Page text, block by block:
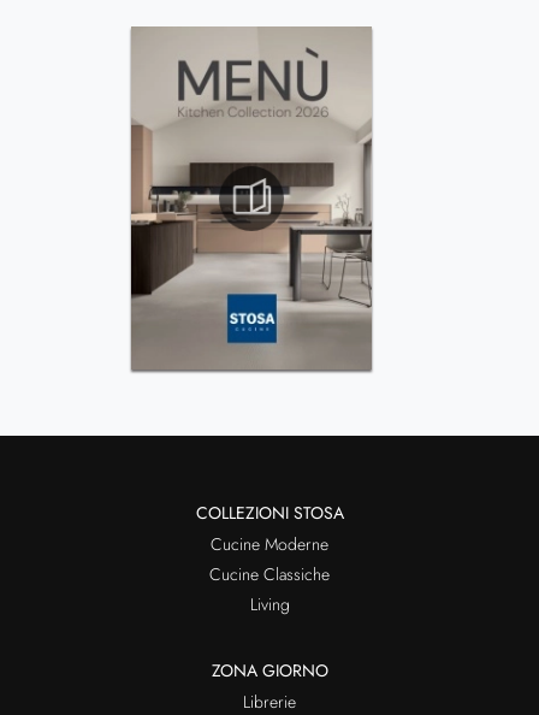
COLLEZIONI STOSA
Cucine Moderne
Cucine Classiche
Living
ZONA GIORNO
Librerie